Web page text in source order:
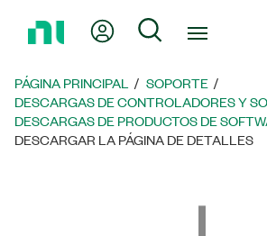
página
principal
Mi cuentaBúsqueda
PÁGINA PRINCIPAL
SOPORTE
DESCARGAS DE CONTROLADORES Y
DESCARGAS DE PRODUCTOS DE
DESCARGAR LA PÁGINA DE DETALLES